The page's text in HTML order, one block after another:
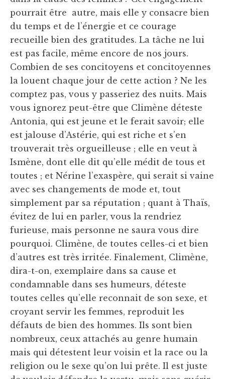
pourrait être autre, mais elle y consacre bien
du temps et de l’énergie et ce courage
recueille bien des gratitudes. La tâche ne lui
est pas facile, même encore de nos jours.
Combien de ses concitoyens et concitoyennes
la louent chaque jour de cette action ? Ne les
comptez pas, vous y passeriez des nuits. Mais
vous ignorez peut-être que Climène déteste
Antonia, qui est jeune et le ferait savoir; elle
est jalouse d’Astérie, qui est riche et s’en
trouverait très orgueilleuse ; elle en veut à
Ismène, dont elle dit qu’elle médit de tous et
toutes ; et Nérine l’exaspère, qui serait si vaine
avec ses changements de mode et, tout
simplement par sa réputation ; quant à Thaïs,
évitez de lui en parler, vous la rendriez
furieuse, mais personne ne saura vous dire
pourquoi. Climène, de toutes celles-ci et bien
d’autres est très irritée. Finalement, Climène,
dira-t-on, exemplaire dans sa cause et
condamnable dans ses humeurs, déteste
toutes celles qu’elle reconnait de son sexe, et
croyant servir les femmes, reproduit les
défauts de bien des hommes. Ils sont bien
nombreux, ceux attachés au genre humain
mais qui détestent leur voisin et la race ou la
religion ou le sexe qu’on lui prête. Il est juste